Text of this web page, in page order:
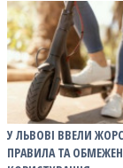
У ЛЬВОВІ ВВЕЛИ
ПРАВИЛА ТА